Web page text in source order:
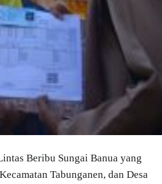
Beribu Sungai Banua yang
Tabunganen, dan Desa